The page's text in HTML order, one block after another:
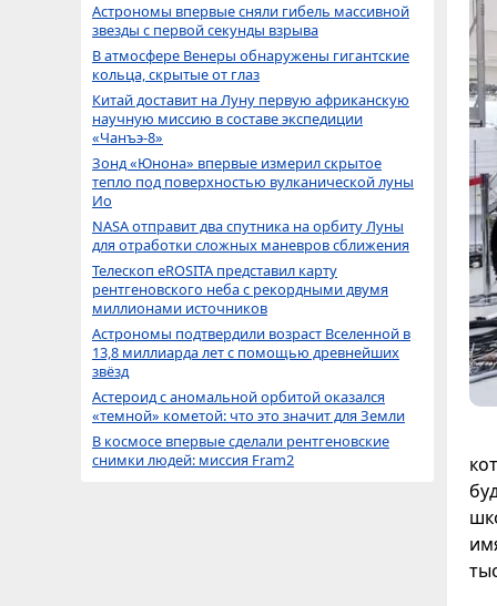
Астрономы впервые сняли гибель массивной
звезды с первой секунды взрыва
В атмосфере Венеры обнаружены гигантские
кольца, скрытые от глаз
Китай доставит на Луну первую африканскую
научную миссию в составе экспедиции
«Чанъэ-8»
Зонд «Юнона» впервые измерил скрытое
тепло под поверхностью вулканической луны
Ио
NASA отправит два спутника на орбиту Луны
для отработки сложных маневров сближения
Телескоп eROSITA представил карту
рентгеновского неба с рекордными двумя
миллионами источников
Астрономы подтвердили возраст Вселенной в
13,8 миллиарда лет с помощью древнейших
звёзд
Астероид с аномальной орбитой оказался
«темной» кометой: что это значит для Земли
В космосе впервые сделали рентгеновские
снимки людей: миссия Fram2